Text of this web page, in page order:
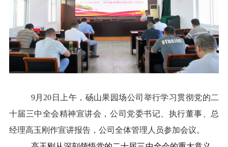
9月20日上午，砀山果园场公司举行学习贯彻党的二
十届三中全会精神宣讲会，公司党委书记、执行董事、总
经理高玉刚作宣讲报告， 公司全体管理人员参加会议。